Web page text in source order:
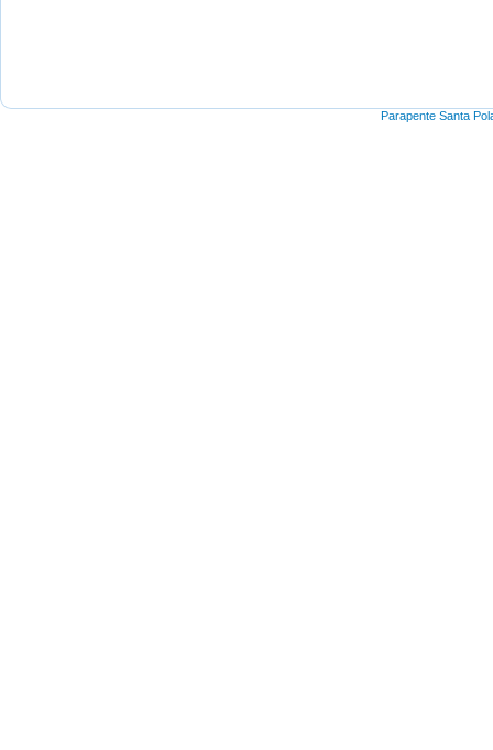
Parapente Santa